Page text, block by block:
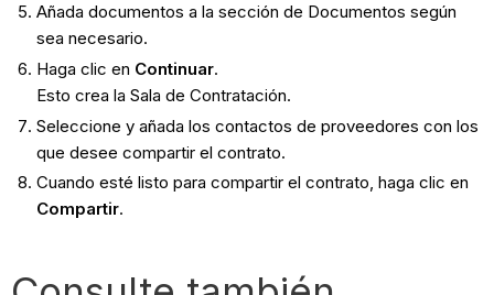
Añada documentos a la sección de Documentos según
sea necesario.
Haga clic en Continuar.
Esto crea la Sala de Contratación.
Seleccione y añada los contactos de proveedores con los
que desee compartir el contrato.
Cuando esté listo para compartir el contrato, haga clic en
Compartir.